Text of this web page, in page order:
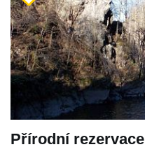
Přírodní